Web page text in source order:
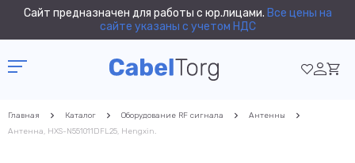
Сайт предназначен для работы с юр.лицами. Все цены на
сайте указаны с учетом НДС
Главная Каталог Оборудование RF сигнала
Антенны
Антенна, HXS-N551011DFL25, Hengxin.